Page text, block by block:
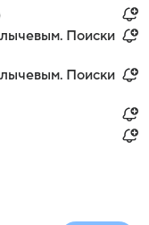
Поиски
Поиски